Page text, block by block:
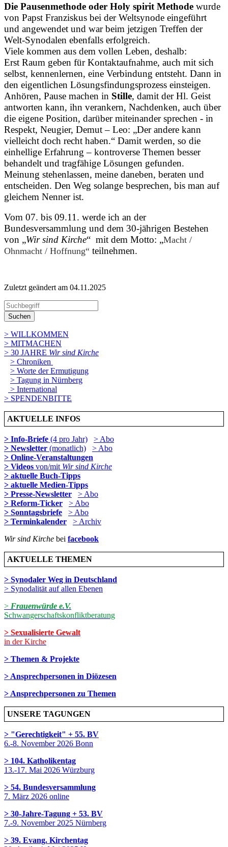
Die Pausenmethode oder Holy spirit Methode wurde
von Papst Franziskus bei der Weltsynode eingeführt
und angewendet und war beim jetzigen Treffen der
Welt-Synodalen ebenfalls erfolgreich.
Viele kommen aus dem vollen Leben, deshalb:
Erst Raum geben für Kontaktaufnahme, auch mit sich
selbst, kennenlernen, eine Verbindung entsteht. Dann in
den eigentlichen Lösungsfindungsprozess einsteigen.
Anhören, Pause machen in Stille, damit der Hl. Geist
antworten kann, ihn verankern, Nachdenken, auch über
die eigene Position, darüber miteinander sprechen - in
Respekt, Neugier, Demut – Leo: „Der andere kann
vielleicht doch recht haben.“ Damit werden, so die
einhellige Erfahrung – kontroverse Themen besser
behandelt und tragfähige Lösungen gefunden.
Meinung stehenlassen, meine daneben, beraten und
entscheiden. Den Weg solange besprechen, bis man auf
gleichem Nenner ist.
Vom 07. bis 09.11. werde ich an der
Bundesversammlung und dem 30-jährigen Bestehen
von „Wir sind Kirche“ mit dem Motto: „Macht /
Ohnmacht / Hoffnung“ teilnehmen.
Zuletzt geändert am 04­.11.2025
Suchen
> WILLKOMMEN
> MITMACHEN
> 30 JAHRE Wir sind Kirche
> Chroniken
> Worte der Ermutigung
> Tagung in Nürnberg
> International
> SPENDENBITTE
AKTUELLE INFOS
> Info-Briefe (4 pro Jahr)
> Abo
> Newsletter (monatlich)
> Abo
> Online-Veranstaltungen
> Videos von/mit Wir sind Kirche
> aktuelle Buch-Tipps
> aktuelle Medien-Tipps
> Presse-Newsletter
> Abo
> Reform-Ticker
> Abo
> Sonntagsbriefe
> Abo
> Terminkalender
> Archiv
Wir sind Kirche bei facebook
AKTUELLE THEMEN
> Synodaler Weg in Deutschland
> Synodalität auf allen Ebenen
> Frauenwürde e.V.
Schwangerschaftskonfliktberatung
> Sexualisierte Gewalt
in der Kirche
> Themen & Projekte
> Ansprechpersonen in Diözesen
> Ansprechpersonen zu Themen
UNSERE TAGUNGEN
> "Gerechtigkeit" + 55. BV
6.-8. November 2026 Bonn
> 104. Katholikentag
13.-17. Mai 2026 Würzburg
> 54. Bundesversammlung
7. März 2026 online
> 30-Jahre-Tagung + 53. BV
7.-9. November 2025 Nürnberg
> 39. Evang. Kirchentag